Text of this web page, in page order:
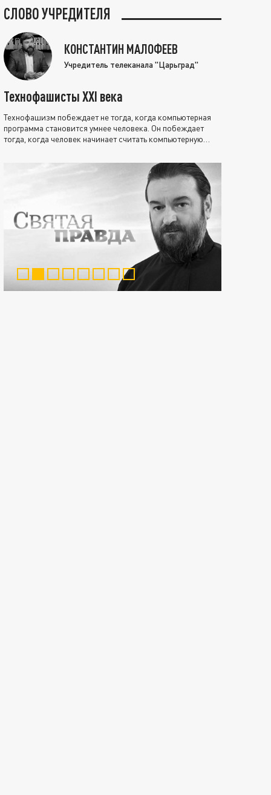
СЛОВО УЧРЕДИТЕЛЯ
КОНСТАНТИН МАЛОФЕЕВ
Учредитель телеканала "Царьград"
Технофашисты XXI века
Технофашизм побеждает не тогда, когда компьютерная
программа становится умнее человека. Он побеждает
тогда, когда человек начинает считать компьютерную